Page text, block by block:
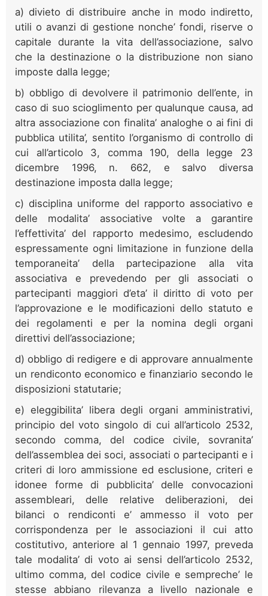
a) divieto di distribuire anche in modo indiretto,
utili o avanzi di gestione nonche’ fondi, riserve o
capitale durante la vita dell’associazione, salvo
che la destinazione o la distribuzione non siano
imposte dalla legge;
b) obbligo di devolvere il patrimonio dell’ente, in
caso di suo scioglimento per qualunque causa, ad
altra associazione con finalita’ analoghe o ai fini di
pubblica utilita’, sentito l’organismo di controllo di
cui all’articolo 3, comma 190, della legge 23
dicembre 1996, n. 662, e salvo diversa
destinazione imposta dalla legge;
c) disciplina uniforme del rapporto associativo e
delle modalita’ associative volte a garantire
l’effettivita’ del rapporto medesimo, escludendo
espressamente ogni limitazione in funzione della
temporaneita’ della partecipazione alla vita
associativa e prevedendo per gli associati o
partecipanti maggiori d’eta’ il diritto di voto per
l’approvazione e le modificazioni dello statuto e
dei regolamenti e per la nomina degli organi
direttivi dell’associazione;
d) obbligo di redigere e di approvare annualmente
un rendiconto economico e finanziario secondo le
disposizioni statutarie;
e) eleggibilita’ libera degli organi amministrativi,
principio del voto singolo di cui all’articolo 2532,
secondo comma, del codice civile, sovranita’
dell’assemblea dei soci, associati o partecipanti e i
criteri di loro ammissione ed esclusione, criteri e
idonee forme di pubblicita’ delle convocazioni
assembleari, delle relative deliberazioni, dei
bilanci o rendiconti e’ ammesso il voto per
corrispondenza per le associazioni il cui atto
costitutivo, anteriore al 1 gennaio 1997, preveda
tale modalita’ di voto ai sensi dell’articolo 2532,
ultimo comma, del codice civile e sempreche’ le
stesse abbiano rilevanza a livello nazionale e